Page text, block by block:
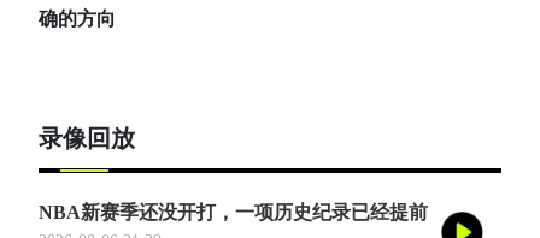
确的方向
录像回放
NBA新赛季还没开打，一项历史纪录已经提前